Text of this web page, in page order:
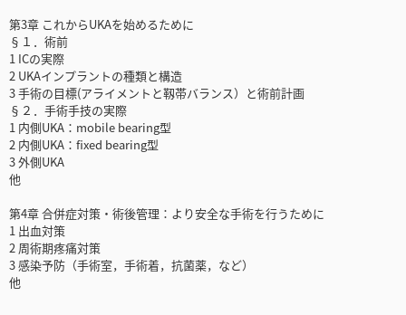
第3章 これからUKAを始めるために
§１．術前
1 ICの実際
2 UKAインプラントの種類と構造
3 手術の目標(アライメントと靱帯バランス）と術前計画
§２．手術手技の実際
1 内側UKA：mobile bearing型
2 内側UKA：fixed bearing型
3 外側UKA
他
第4章 合併症対策・術後管理：より安全な手術を行うために
1 出血対策
2 周術期疼痛対策
3 感染予防（手術室，手術着，抗菌薬，など）
他